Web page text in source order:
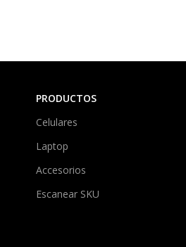
PRODUCTOS
Celulares
Laptop
Accesorios
Escanear SKU